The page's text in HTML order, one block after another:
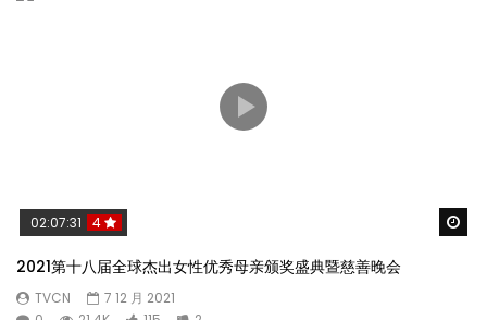
02:07:31 4
2021第十八届全球杰出女性优秀母亲颁奖盛典暨慈善晚会
TVCN
7 12 月 2021